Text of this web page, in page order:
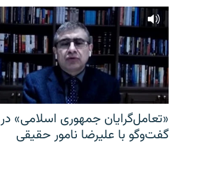
«تعامل‌گرایان جمهوری اسلامی» در
گفت‌وگو با علیرضا نامور حقیقی